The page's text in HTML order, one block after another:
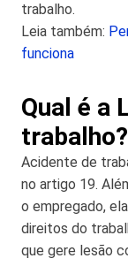
trabalho.
Leia também:
funciona
Qual é a
trabalho?
Acidente de
no artigo 19.
o empregado,
direitos do
que gere lesão